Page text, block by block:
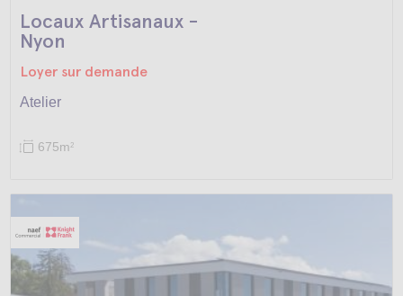
Locaux Artisanaux -
Nyon
Loyer sur demande
Atelier
675m2